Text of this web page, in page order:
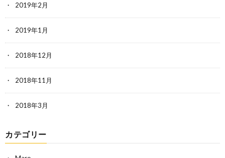
2019年2月
2019年1月
2018年12月
2018年11月
2018年3月
カテゴリー